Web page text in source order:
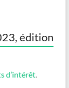
édition
d’intérêt.